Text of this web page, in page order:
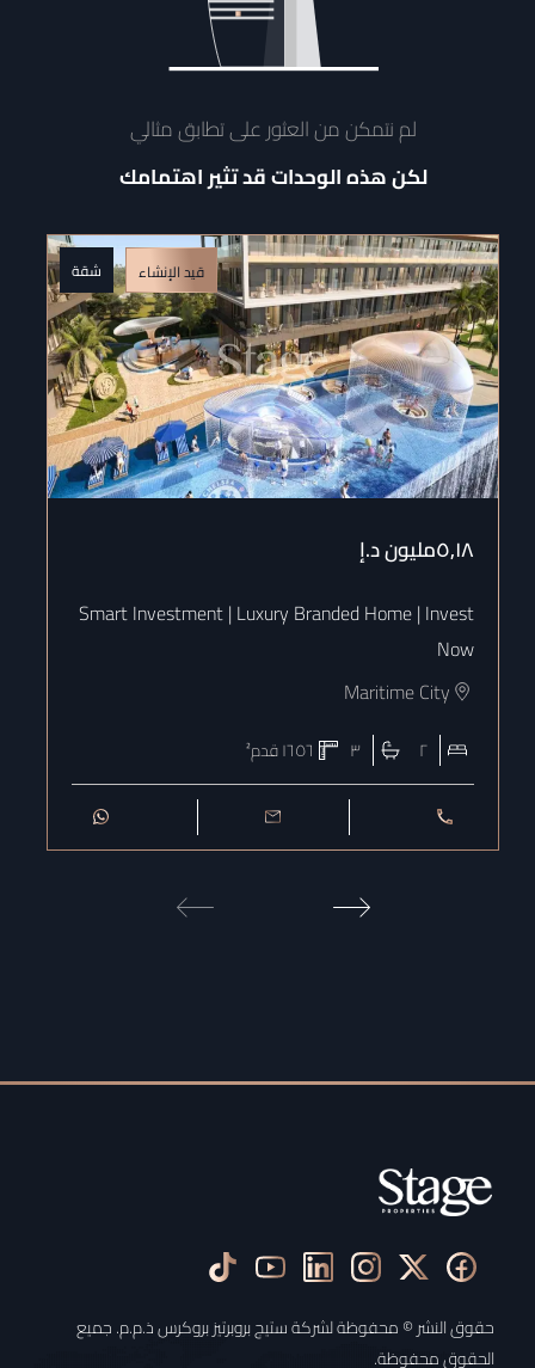
لم نتمكن من العثور على تطابق مثالي
لكن هذه الوحدات قد تثير اهتمامك
قيد الإنشاء شقة
٥٫١٨مليون د.إ
Smart Investment | Luxury Branded Home | Invest
Now
Maritime City
٢ ٣ ١٦٥٦قدم²
حقوق النشر © محفوظة لشركة ستيج بروبرتيز بروكرس ذ.م.م. جميع
الحقوق محفوظة.